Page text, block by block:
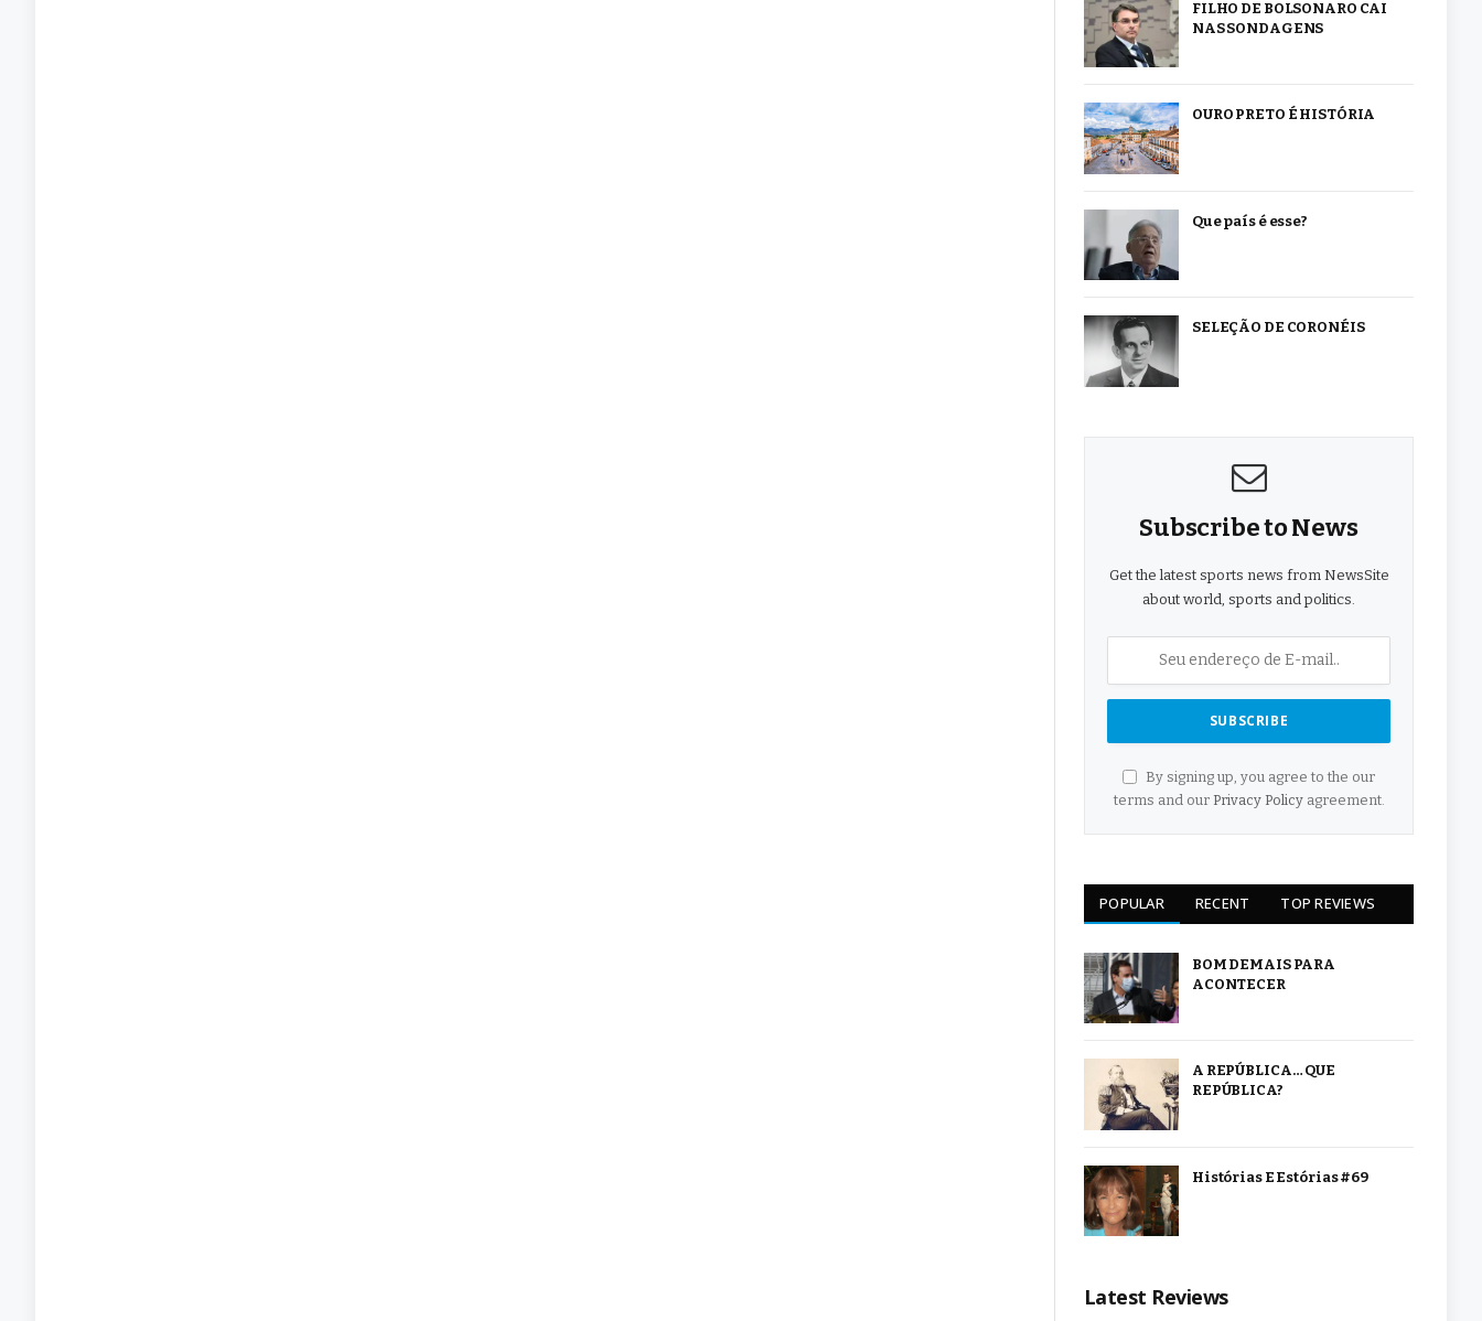
FILHO DE BOLSONARO CAI
NAS SONDAGENS
OURO PRETO É HISTÓRIA
Que país é esse?
SELEÇÃO DE CORONÉIS
Subscribe to News
Get the latest sports news from NewsSite
about world, sports and politics.
By signing up, you agree to the our
terms and our Privacy Policyagreement.
POPULAR RECENT TOP REVIEWS
BOM DEMAIS PARA
ACONTECER
A REPÚBLICA… QUE
REPÚBLICA?
Histórias E Estórias #69
Latest Reviews